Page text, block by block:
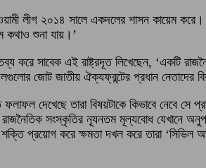
লীগ ২০১৪ সালে একদলের শাসন কায়েম
শুনা যায়।’
করে সাবেক এই রাষ্ট্রদূত লিখেছেন, ‘একটি
জোট জাতীয় ঐক্যফ্রন্টের প্রধান
ফলাফল দেখেছে তারা বিষয়টাকে কিভাবে নেবে
সংস্কৃতির ন্যূনতম মূল্যবোধ যেখানে
শক্তি প্রয়োগ করে ক্ষমতা দখল করে তারা